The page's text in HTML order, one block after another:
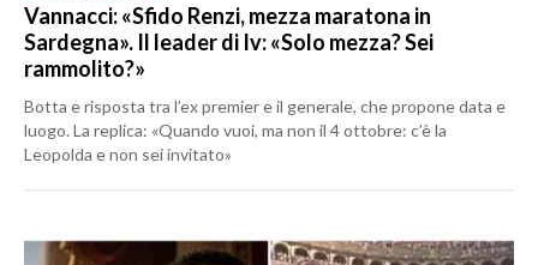
Vannacci: «Sfido Renzi, mezza maratona in
Sardegna». Il leader di Iv: «Solo mezza? Sei
rammolito?»
Botta e risposta tra l’ex premier e il generale, che propone data e
luogo. La replica: «Quando vuoi, ma non il 4 ottobre: c’è la
Leopolda e non sei invitato»